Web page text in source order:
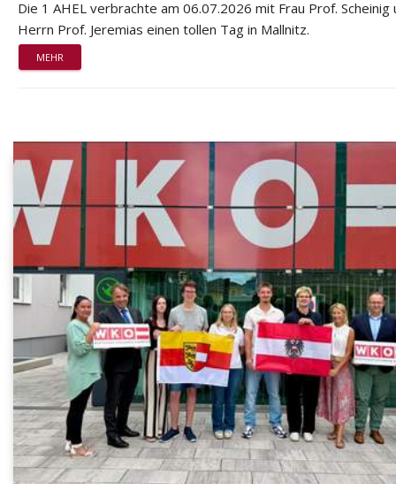
Die 1 AHEL verbrachte am 06.07.2026 mit Frau Prof. Scheinig
Herrn Prof. Jeremias einen tollen Tag in Mallnitz.
MEHR